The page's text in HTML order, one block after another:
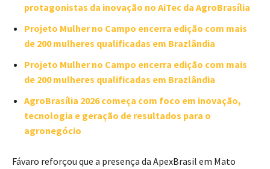
protagonistas da inovação no AiTec da AgroBrasília
Projeto Mulher no Campo encerra edição com mais
de 200 mulheres qualificadas em Brazlândia
Projeto Mulher no Campo encerra edição com mais
de 200 mulheres qualificadas em Brazlândia
AgroBrasília 2026 começa com foco em inovação,
tecnologia e geração de resultados para o
agronegócio
Fávaro reforçou que a presença da ApexBrasil em Mato